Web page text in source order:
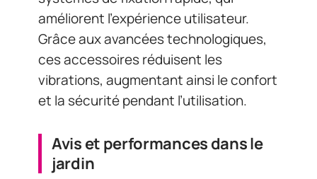
améliorent l’expérience utilisateur.
Grâce aux avancées technologiques,
ces accessoires réduisent les
vibrations, augmentant ainsi le confort
et la sécurité pendant l’utilisation.
Avis et performances dans le
jardin